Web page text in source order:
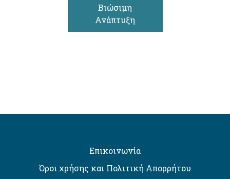
Βιώσιμη
Ανάπτυξη
Επικοινωνία
Όροι χρήσης και Πολιτική Απορρήτου